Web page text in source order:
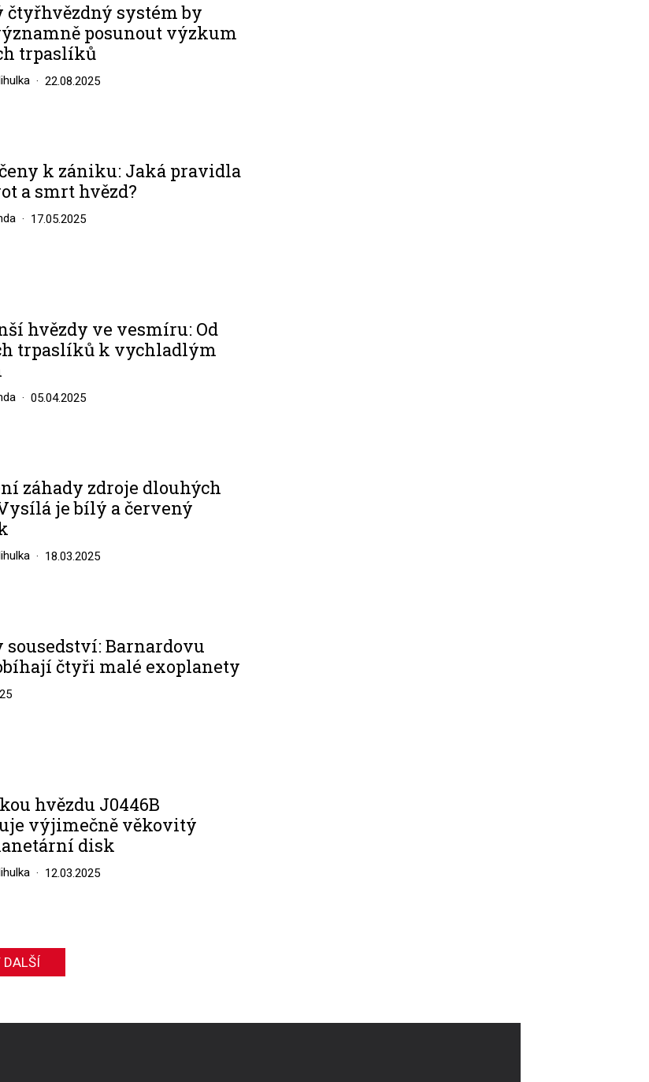
čtyřhvězdný systém by
posunout výzkum
trpaslíků
22.08.2025
k zániku: Jaká pravidla
a smrt hvězd?
17.05.2025
hvězdy ve vesmíru: Od
trpaslíků k vychladlým
05.04.2025
záhady zdroje dlouhých
je bílý a červený
18.03.2025
sousedství: Barnardovu
čtyři malé exoplanety
hvězdu J0446B
výjimečně věkovitý
disk
12.03.2025
DALŠÍ